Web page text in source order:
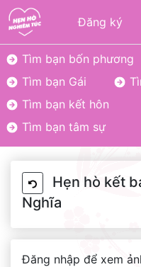
Đăng ký
Tìm bạn bốn phương
Tìm bạn Gái
Tìm bạn kết hôn
Tìm bạn tâm sự
Hẹn hò kết
Nghĩa
Đăng nhập để xem